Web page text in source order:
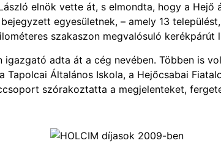
elnök vette át, s elmondta, hogy a Hejő
egyesületnek, – amely 13
szakaszon megvalósuló kerékpárút
igazgató adta át a cég nevében. Többen is
Általános Iskola, a Hejőcsabai
szórakoztatta a megjelenteket,